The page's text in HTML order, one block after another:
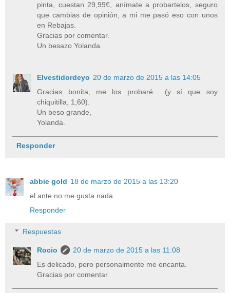
pinta, cuestan 29,99€, anímate a probartelos, seguro
que cambias de opinión, a mi me pasó eso con unos
en Rebajas.
Gracias por comentar.
Un besazo Yolanda.
Elvestidordeyo 20 de marzo de 2015 a las 14:05
Gracias bonita, me los probaré... (y sí que soy
chiquitilla, 1,60).
Un beso grande,
Yolanda.
Responder
abbie gold 18 de marzo de 2015 a las 13:20
el ante no me gusta nada
Responder
Respuestas
Rocio
20 de marzo de 2015 a las 11:08
Es delicado, pero personalmente me encanta.
Gracias por comentar.